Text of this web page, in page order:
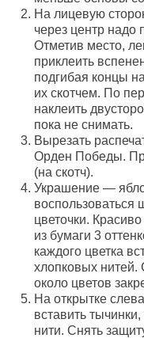
На лицевую
через центр надо
Отметив место,
приклеить
подгибая концы
их скотчем. По
наклеить
пока не снимать.
Вырезать
Орден Победы.
(на скотч).
Украшение —
воспользоваться
цветочки.
из бумаги 3
каждого цветка
хлопковых нитей.
около цветов
На открытке
вставить
нити. Снять